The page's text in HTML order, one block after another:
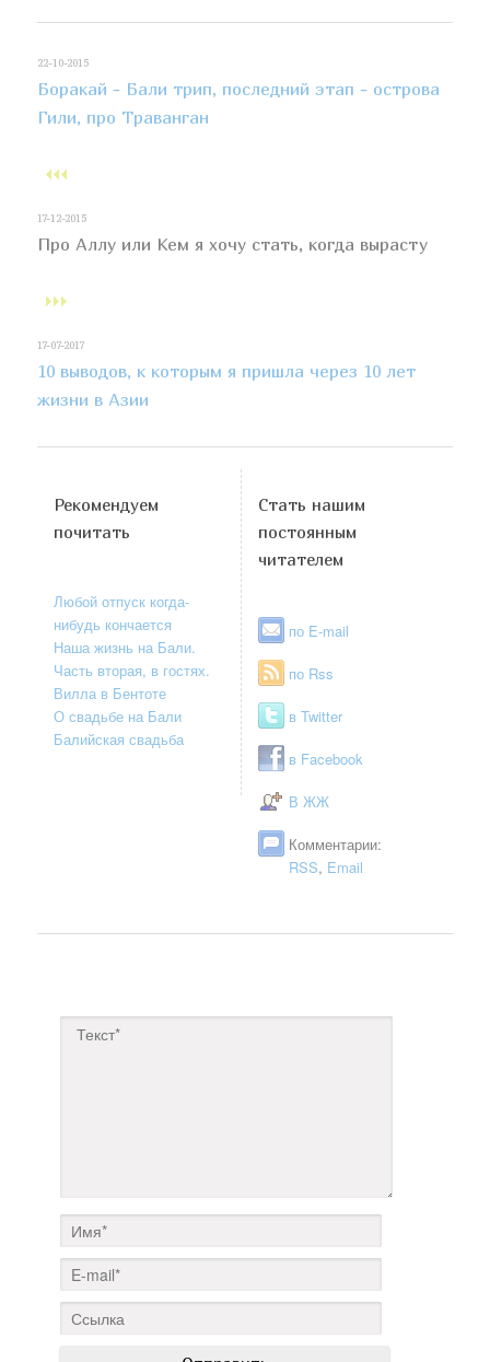
22-10-2015
Боракай - Бали трип, последний этап - острова
Гили, про Траванган
17-12-2015
Про Аллу или Кем я хочу стать, когда вырасту
17-07-2017
10 выводов, к которым я пришла через 10 лет
жизни в Азии
Рекомендуем
почитать
Любой отпуск когда-
нибудь кончается
Наша жизнь на Бали.
Часть вторая, в гостях.
Вилла в Бентоте
О свадьбе на Бали
Балийская свадьба
Стать нашим
постоянным
читателем
по E-mail
по Rss
в Twitter
в Facebook
В ЖЖ
Комментарии:
RSS, Email